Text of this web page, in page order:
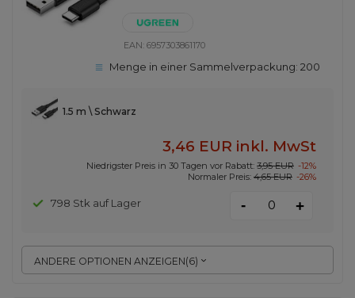
EAN:6957303861170
Menge in einer Sammelverpackung:200
ANDERE OPTIONEN ANZEIGEN(6)
1.5 m \ Schwarz
3,46 EUR inkl. MwSt
Niedrigster Preis in 30 Tagen vor Rabatt: 3,95 EUR -12%
Normaler Preis: 4,65 EUR -26%
798 Stk auf Lager - +